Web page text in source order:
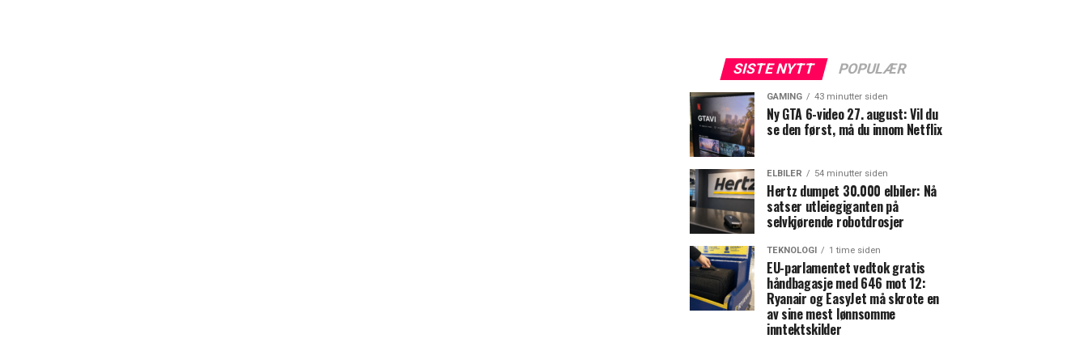
SISTE NYTT POPULÆR
GAMING 43 minutter siden
Ny GTA 6-video 27. august: Vil du
se den først, må du innom Netflix
ELBILER 54 minutter siden
Hertz dumpet 30.000 elbiler: Nå
satser utleiegiganten på
selvkjørende robotdrosjer
TEKNOLOGI 1 time siden
EU-parlamentet vedtok gratis
håndbagasje med 646 mot 12:
Ryanair og EasyJet må skrote en
av sine mest lønnsomme
inntektskilder